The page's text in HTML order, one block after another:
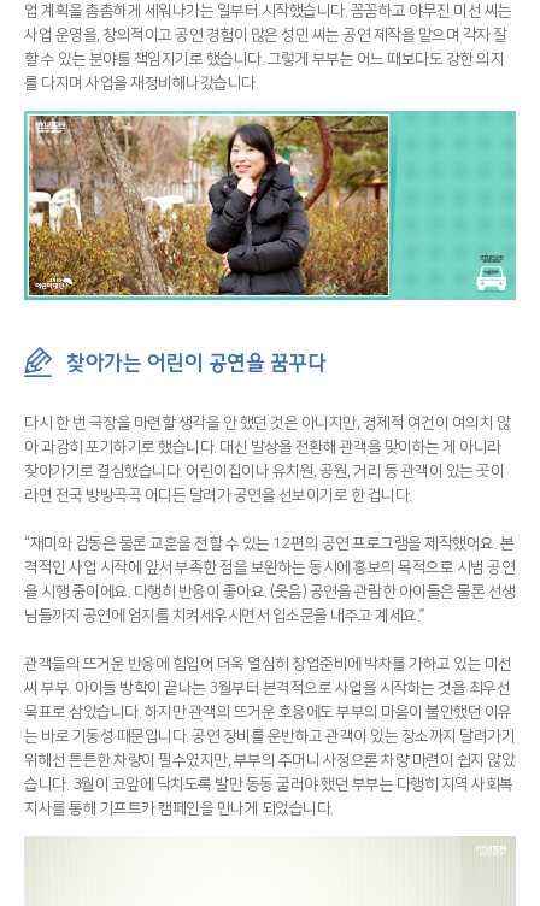
업 계획을 촘촘하게 세워나가는 일부터 시작했습니다. 꼼꼼하고 야무진 미선 씨는
사업 운영을, 창의적이고 공연 경험이 많은 성민 씨는 공연 제작을 맡으며 각자 잘
할 수 있는 분야를 책임지기로 했습니다. 그렇게 부부는 어느 때보다도 강한 의지
를 다지며 사업을 재정비해나갔습니다.
찾아가는 어린이 공연을 꿈꾸다
다시 한 번 극장을 마련할 생각을 안 했던 것은 아니지만, 경제적 여건이 여의치 않
아 과감히 포기하기로 했습니다. 대신 발상을 전환해 관객을 맞이하는 게 아니라
찾아가기로 결심했습니다. 어린이집이나 유치원, 공원, 거리 등 관객이 있는 곳이
라면 전국 방방곡곡 어디든 달려가 공연을 선보이기로 한 겁니다.
“재미와 감동은 물론 교훈을 전할 수 있는 12편의 공연 프로그램을 제작했어요. 본
격적인 사업 시작에 앞서 부족한 점을 보완하는 동시에 홍보의 목적으로 시범 공연
을 시행 중이에요. 다행히 반응이 좋아요. (웃음) 공연을 관람한 아이들은 물론 선생
님들까지 공연에 엄지를 치켜세우시면서 입소문을 내주고 계세요.”
관객들의 뜨거운 반응에 힘입어 더욱 열심히 창업준비에 박차를 가하고 있는 미선
씨 부부. 아이들 방학이 끝나는 3월부터 본격적으로 사업을 시작하는 것을 최우선
목표로 삼았습니다. 하지만 관객의 뜨거운 호응에도 부부의 마음이 불안했던 이유
는 바로 기동성 때문입니다. 공연 장비를 운반하고 관객이 있는 장소까지 달려가기
위해선 튼튼한 차량이 필수였지만, 부부의 주머니 사정으론 차량 마련이 쉽지 않았
습니다. 3월이 코앞에 닥치도록 발만 동동 굴러야 했던 부부는 다행히 지역 사회복
지사를 통해 기프트카 캠페인을 만나게 되었습니다.